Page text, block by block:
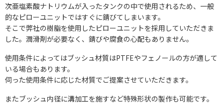
次亜塩素酸ナトリウムが入ったタンクの中で使用されるため、一般
的なピローユニットではすぐに錆びてしまいます。
そこで弊社の樹脂を使用したピローユニットを採用していただきま
した。潤滑剤が必要なく、錆びや腐食の心配もありません。
使用条件によってはブッシュ材質はPTFEやフェノールの方が適して
いる場合もあります。
伺った使用条件に応じた材質でご提案させていただきます。
またブッシュ内径に溝加工を施すなど特殊形状の製作も可能です。